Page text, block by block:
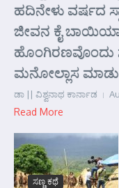
ಹದಿನೇಳು ವರ್ಷದ
ಜೀವನ ಕೈ
ಹೊಂಗಿರಣವೊಂದು
ಮನೋಲ್ಲಾಸ
ಡಾ || ವಿಶ್ವನಾಥ ಕಾರ್ನಾಡ
Read More
ಸಣ್ಣ ಕಥೆ